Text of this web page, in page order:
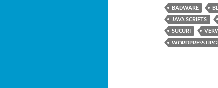
BADWARE
JAVA SCRIPTS
SUCURI
WORDPRESS